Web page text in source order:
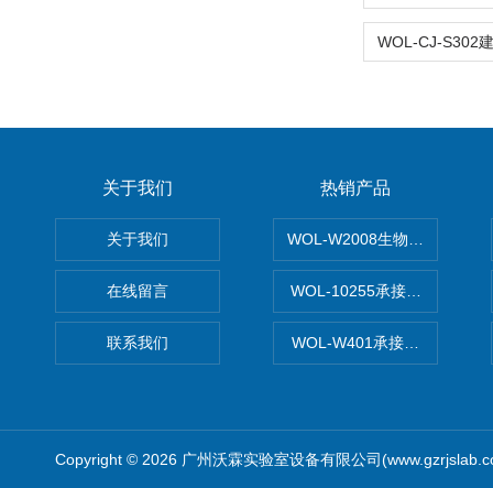
关于我们
关于我们
在线留言
联系我们
热销产品
WOL-W2008生物制药GMP
WOL-10255承接清远电子
WOL-W401承接食品QS认
Copyright © 2026 广州沃霖实验室设备有限公司